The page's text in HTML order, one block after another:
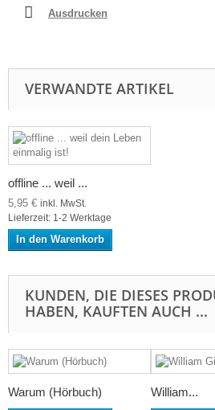
Ausdrucken
VERWANDTE ARTIKEL
offline ... weil ...
5,95 € inkl. MwSt.
Lieferzeit: 1-2 Werktage
In den Warenkorb
KUNDEN, DIE DIESES
HABEN, KAUFTEN AUCH ...
Warum (Hörbuch) William...